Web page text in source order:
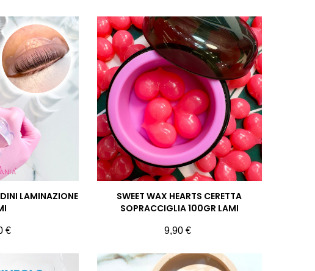
LAMINAZIONE
€
SWEET WAX HEARTS CERETTA
SOPRACCIGLIA 100GR LAMI
Prezzo
9,90 €